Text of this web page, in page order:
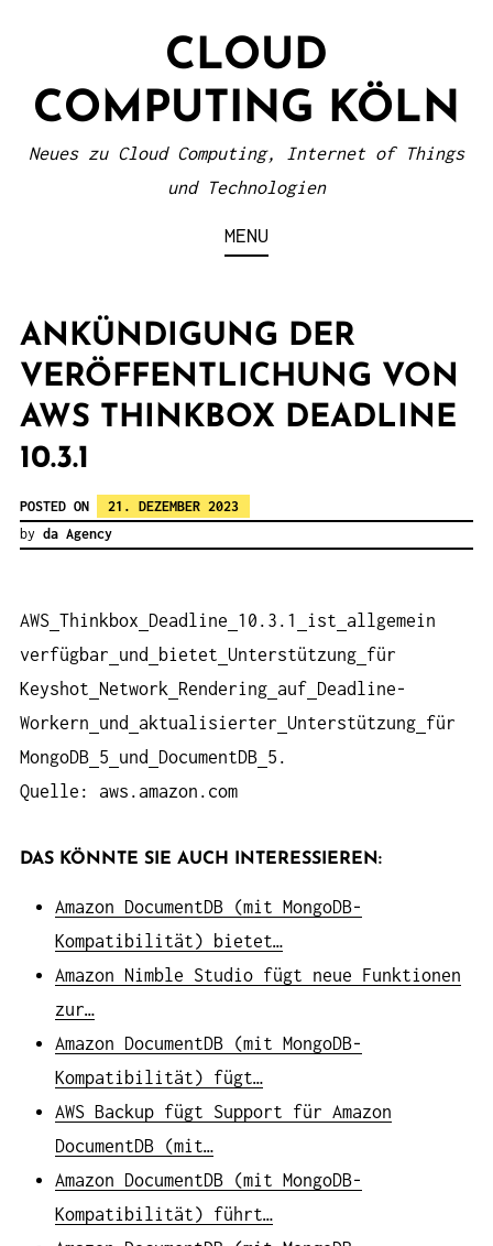
CLOUD
COMPUTING KÖLN
Neues zu Cloud Computing, Internet of Things
und Technologien
MENU
ANKÜNDIGUNG DER
VERÖFFENTLICHUNG VON
AWS THINKBOX DEADLINE
10.3.1
POSTED ON
21. DEZEMBER 2023
by da Agency
AWS Thinkbox Deadline 10.3.1 ist
allgemein
verfügbar
und bietet Unterstützung für
Keyshot Network Rendering auf Deadline-
Workern
und aktualisierter Unterstützung für
MongoDB 5 und DocumentDB 5.
Quelle: aws.amazon.com
DAS KÖNNTE SIE AUCH INTERESSIEREN:
Amazon DocumentDB (mit MongoDB-
Kompatibilität) bietet…
Amazon Nimble Studio fügt neue Funktionen
zur…
Amazon DocumentDB (mit MongoDB-
Kompatibilität) fügt…
AWS Backup fügt Support für Amazon
DocumentDB (mit…
Amazon DocumentDB (mit MongoDB-
Kompatibilität) führt…